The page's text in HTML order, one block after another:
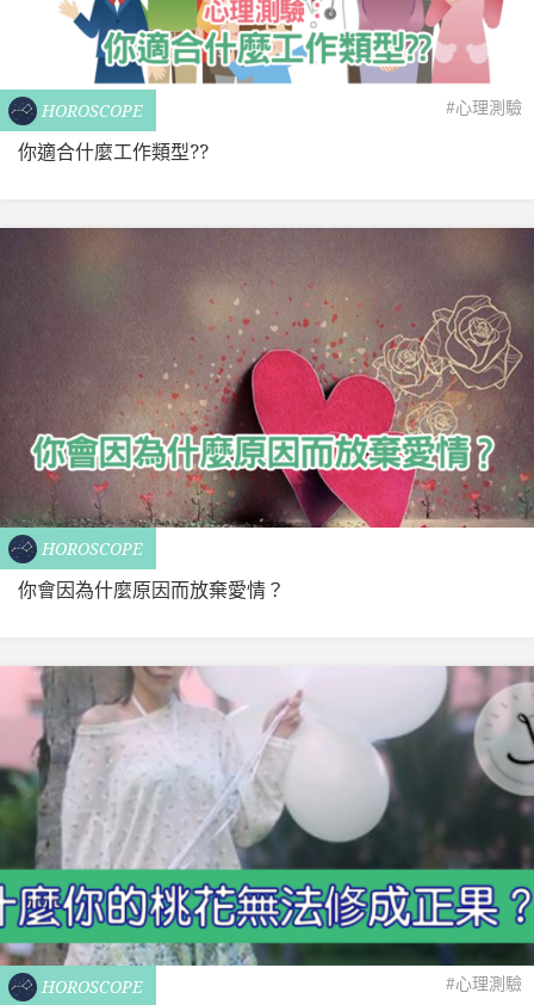
HOROSCOPE #心理測驗
你適合什麼工作類型??
HOROSCOPE
你會因為什麼原因而放棄愛情？
HOROSCOPE #心理測驗